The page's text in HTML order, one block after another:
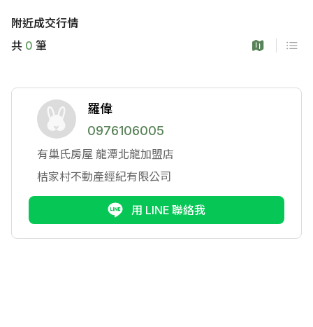
附近成交行情
共 0 筆
羅偉
0976106005
有巢氏房屋 龍潭北龍加盟店
桔家村不動產經紀有限公司
用 LINE 聯絡我